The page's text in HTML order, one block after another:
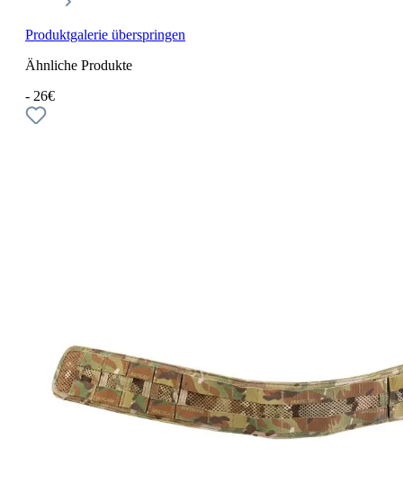
Produktgalerie überspringen
Ähnliche Produkte
- 26€